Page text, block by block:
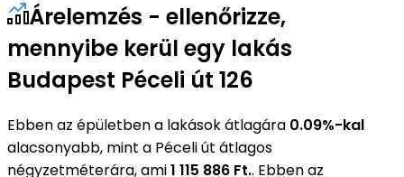
Árelemzés - ellenőrizze,
mennyibe kerül egy lakás
Budapest Péceli út 126
Ebben az épületben a lakások átlagára 0.09%-kal
alacsonyabb, mint a Péceli út átlagos
négyzetméterára, ami1 115 886 Ft.. Ebben az